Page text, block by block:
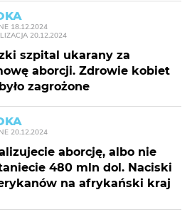
18.12.2024
20.12.2024
szpital ukarany za
aborcji. Zdrowie kobiet
zagrożone
20.12.2024
aborcję, albo nie
480 mln dol. Naciski
na afrykański kraj